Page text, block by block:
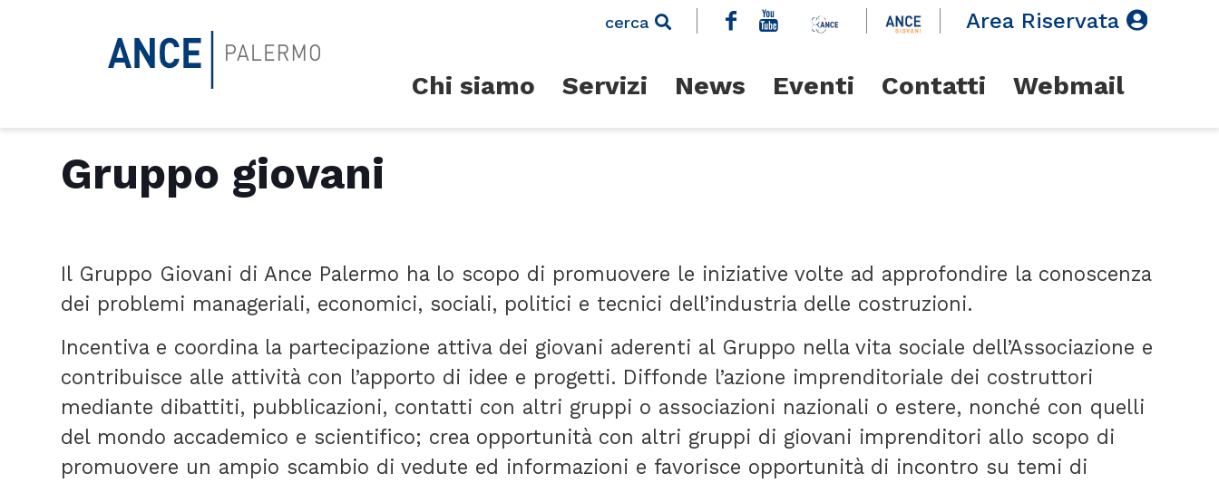
cerca Area Riservata
Chi siamo Servizi News Eventi Contatti Webmail
Gruppo giovani
Il Gruppo Giovani di Ance Palermo ha lo scopo di promuovere le iniziative volte ad approfondire la conoscenza
dei problemi manageriali, economici, sociali, politici e tecnici dell’industria delle costruzioni.
Incentiva e coordina la partecipazione attiva dei giovani aderenti al Gruppo nella vita sociale dell’Associazione e
contribuisce alle attività con l’apporto di idee e progetti. Diffonde l’azione imprenditoriale dei costruttori
mediante dibattiti, pubblicazioni, contatti con altri gruppi o associazioni nazionali o estere, nonché con quelli
del mondo accademico e scientifico; crea opportunità con altri gruppi di giovani imprenditori allo scopo di
promuovere un ampio scambio di vedute ed informazioni e favorisce opportunità di incontro su temi di